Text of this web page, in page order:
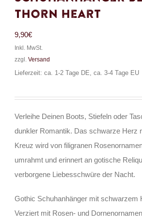
Thorn Heart
9,90€
Inkl. MwSt.
zzgl. Versand
Lieferzeit: ca. 1-2 Tage DE, ca. 3-4 Tage EU
Verleihe Deinen Boots, Stiefeln oder
dunkler Romantik. Das schwarze Herz
Kreuz wird von filigranen
umrahmt und erinnert an gotische
verborgene Liebesschwüre der Nacht.
Gothic Schuhanhänger mit schwarzem
Verziert mit Rosen- und